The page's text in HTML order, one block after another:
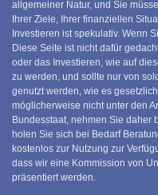
allgemeiner Natur, und Sie
Ihrer Ziele, Ihrer finanziellen
Investieren ist spekulativ. Wenn
Diese Seite ist nicht dafür
oder das Investieren, wie auf
zu werden, und sollte nur von
genutzt werden, wie es
möglicherweise nicht unter den
Bundesstaat, nehmen Sie daher
holen Sie sich bei Bedarf
kostenlos zur Nutzung zur
dass wir eine Kommission von
präsentiert werden.